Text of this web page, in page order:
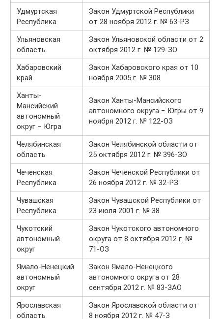
Удмуртская
Республика
Закон Удмуртской Республики
от 28 ноября 2012 г. № 63-РЗ
Ульяновская
область
Закон Ульяновской области от 2
октября 2012 г. № 129-ЗО
Хабаровский
край
Закон Хабаровского края от 10
ноября 2005 г. № 308
Ханты-
Мансийский
автономный
округ − Югра
Закон Ханты-Мансийского
автономного округа − Югры от 9
ноября 2012 г. № 122-ОЗ
Челябинская
область
Закон Челябинской области от
25 октября 2012 г. № 396-ЗО
Чеченская
Республика
Закон Чеченской Республики от
26 ноября 2012 г. № 32-РЗ
Чувашская
Республика
Закон Чувашской Республики от
23 июля 2001 г. № 38
Чукотский
автономный
округ
Закон Чукотского автономного
округа от 8 октября 2012 г. №
71-ОЗ
Ямало-Ненецкий
автономный
округ
Закон Ямало-Ненецкого
автономного округа от 28
сентября 2012 г. № 83-ЗАО
Ярославская
область
Закон Ярославской области от
8 ноября 2012 г. № 47-З